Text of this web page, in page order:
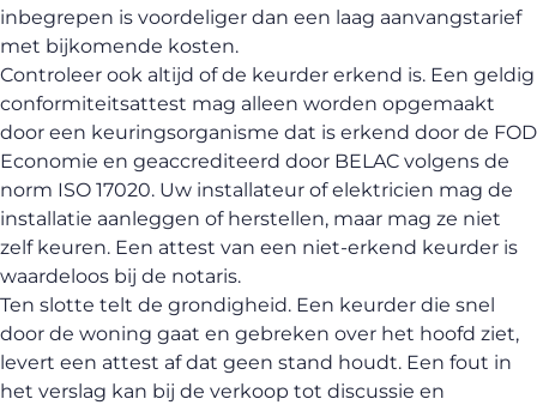
inbegrepen is voordeliger dan een laag aanvangstarief
met bijkomende kosten.
Controleer ook altijd of de keurder erkend is. Een geldig
conformiteitsattest mag alleen worden opgemaakt
door een keuringsorganisme dat is erkend door de FOD
Economie en geaccrediteerd door BELAC volgens de
norm ISO 17020. Uw installateur of elektricien mag de
installatie aanleggen of herstellen, maar mag ze niet
zelf keuren. Een attest van een niet-erkend keurder is
waardeloos bij de notaris.
Ten slotte telt de grondigheid. Een keurder die snel
door de woning gaat en gebreken over het hoofd ziet,
levert een attest af dat geen stand houdt. Een fout in
het verslag kan bij de verkoop tot discussie en